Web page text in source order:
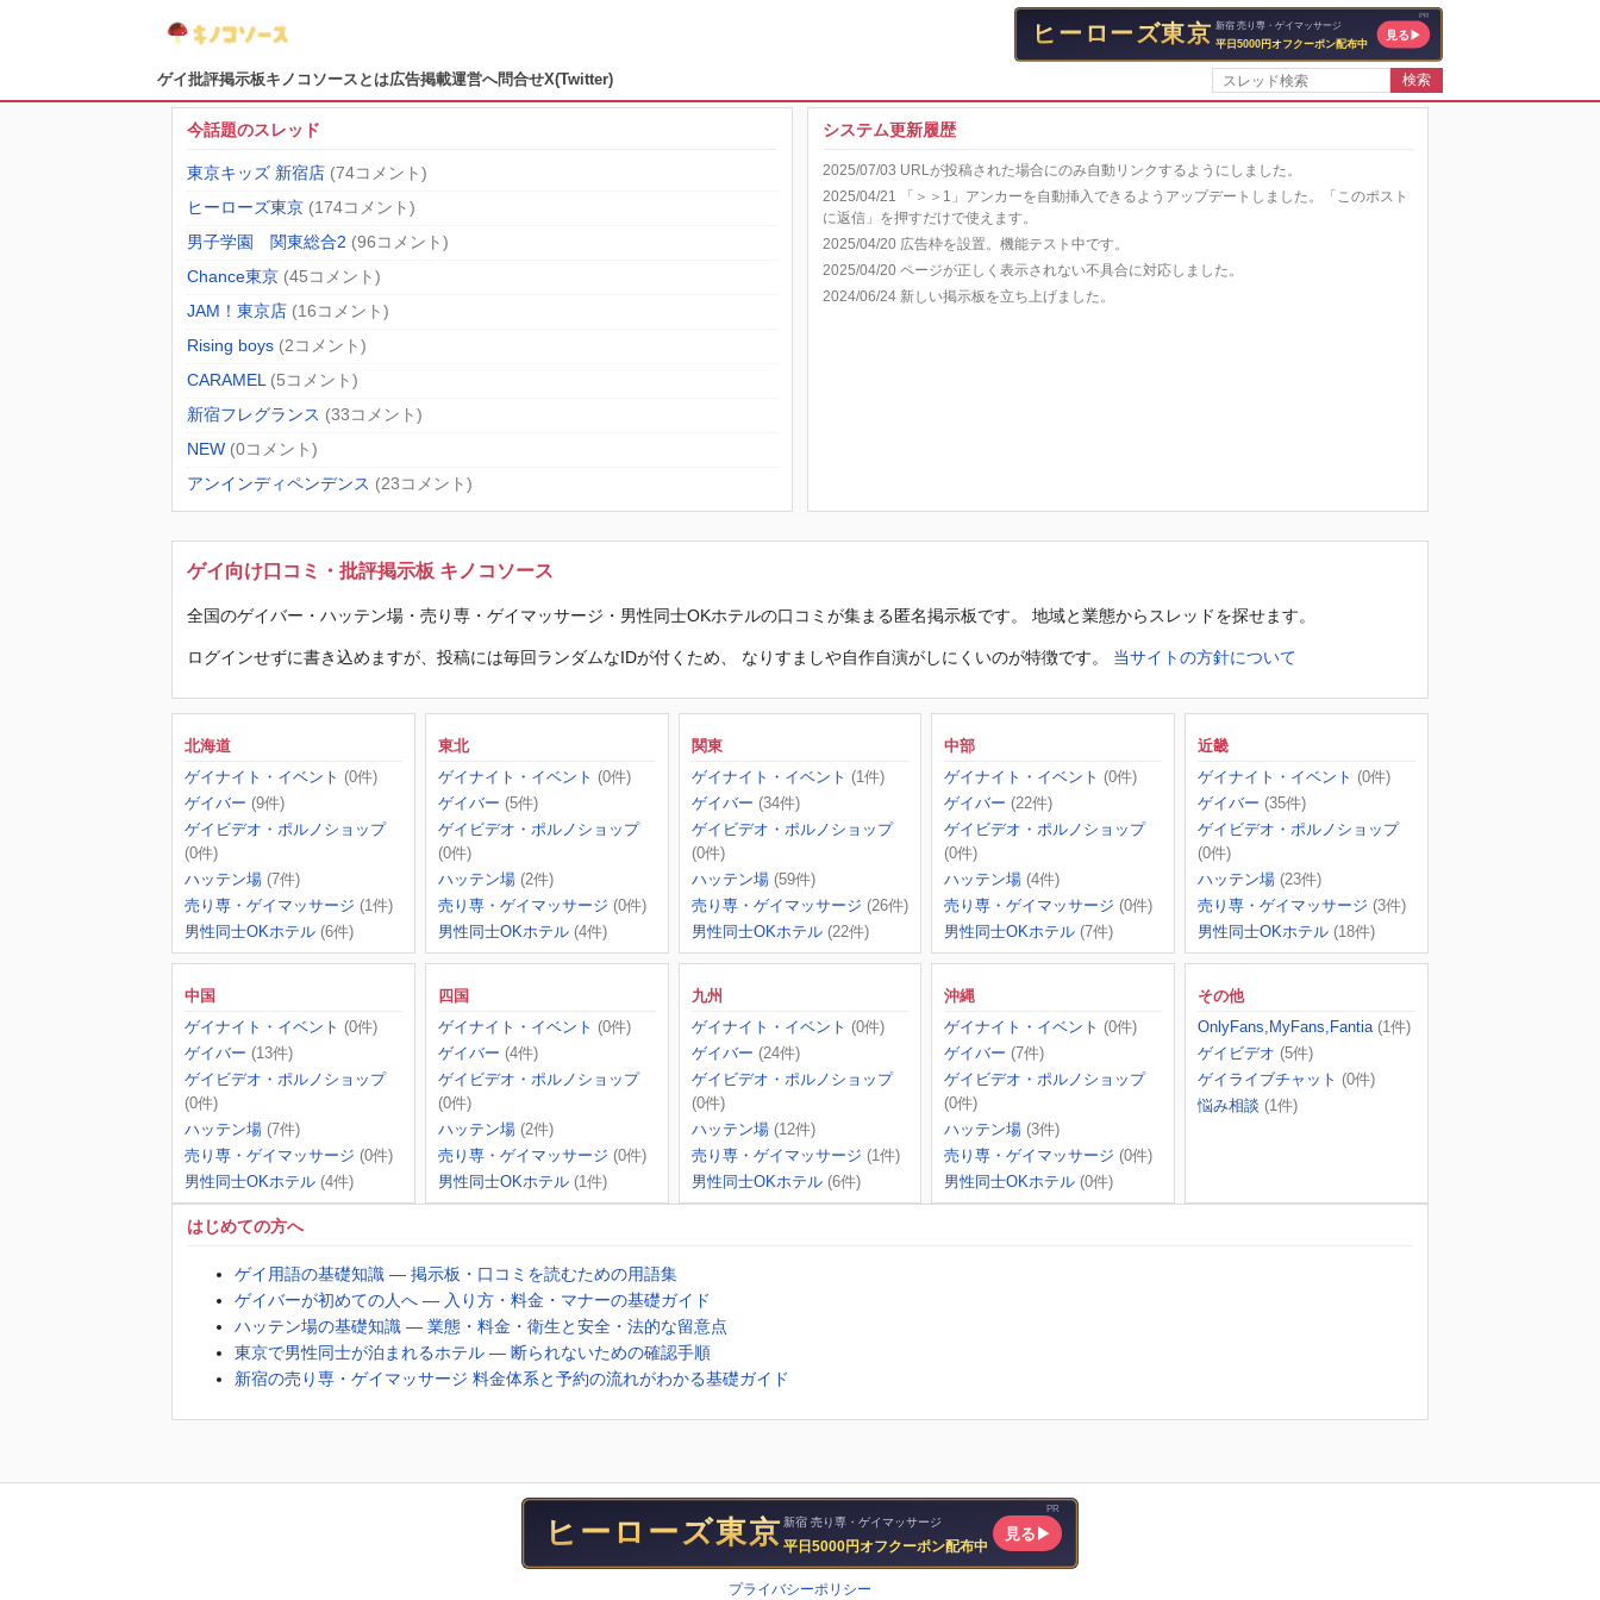
ゲイ批評掲示板キノコソースとは広告掲載運営へ問合せX(Twitter) 検索
今話題のスレッド
東京キッズ 新宿店 (74コメント)
ヒーローズ東京 (174コメント)
男子学園 関東総合2 (96コメント)
Chance東京 (45コメント)
JAM！東京店 (16コメント)
Rising boys (2コメント)
CARAMEL (5コメント)
新宿フレグランス (33コメント)
NEW (0コメント)
アンインディペンデンス (23コメント)
システム更新履歴
2025/07/03 URLが投稿された場合にのみ自動リンクするようにしました。
2025/04/21 「＞＞1」アンカーを自動挿入できるようアップデートしました。「このポスト
に返信」を押すだけで使えます。
2025/04/20 広告枠を設置。機能テスト中です。
2025/04/20 ページが正しく表示されない不具合に対応しました。
2024/06/24 新しい掲示板を立ち上げました。
ゲイ向け口コミ・批評掲示板 キノコソース
全国のゲイバー・ハッテン場・売り専・ゲイマッサージ・男性同士OKホテルの口コミが集まる匿名掲示板です。 地域と業態からスレッドを探せます。
ログインせずに書き込めますが、投稿には毎回ランダムなIDが付くため、 なりすましや自作自演がしにくいのが特徴です。 当サイトの方針について
北海道
ゲイナイト・イベント (0件)
ゲイバー (9件)
ゲイビデオ・ポルノショップ
(0件)
ハッテン場 (7件)
売り専・ゲイマッサージ (1件)
男性同士OKホテル (6件)
東北
ゲイナイト・イベント (0件)
ゲイバー (5件)
ゲイビデオ・ポルノショップ
(0件)
ハッテン場 (2件)
売り専・ゲイマッサージ (0件)
男性同士OKホテル (4件)
関東
ゲイナイト・イベント (1件)
ゲイバー (34件)
ゲイビデオ・ポルノショップ
(0件)
ハッテン場 (59件)
売り専・ゲイマッサージ (26件)
男性同士OKホテル (22件)
中部
ゲイナイト・イベント (0件)
ゲイバー (22件)
ゲイビデオ・ポルノショップ
(0件)
ハッテン場 (4件)
売り専・ゲイマッサージ (0件)
男性同士OKホテル (7件)
近畿
ゲイナイト・イベント (0件)
ゲイバー (35件)
ゲイビデオ・ポルノショップ
(0件)
ハッテン場 (23件)
売り専・ゲイマッサージ (3件)
男性同士OKホテル (18件)
中国
ゲイナイト・イベント (0件)
ゲイバー (13件)
ゲイビデオ・ポルノショップ
(0件)
ハッテン場 (7件)
売り専・ゲイマッサージ (0件)
男性同士OKホテル (4件)
四国
ゲイナイト・イベント (0件)
ゲイバー (4件)
ゲイビデオ・ポルノショップ
(0件)
ハッテン場 (2件)
売り専・ゲイマッサージ (0件)
男性同士OKホテル (1件)
九州
ゲイナイト・イベント (0件)
ゲイバー (24件)
ゲイビデオ・ポルノショップ
(0件)
ハッテン場 (12件)
売り専・ゲイマッサージ (1件)
男性同士OKホテル (6件)
沖縄
ゲイナイト・イベント (0件)
ゲイバー (7件)
ゲイビデオ・ポルノショップ
(0件)
ハッテン場 (3件)
売り専・ゲイマッサージ (0件)
男性同士OKホテル (0件)
その他
OnlyFans,MyFans,Fantia (1件)
ゲイビデオ (5件)
ゲイライブチャット (0件)
悩み相談 (1件)
はじめての方へ
ゲイ用語の基礎知識 ― 掲示板・口コミを読むための用語集
ゲイバーが初めての人へ ― 入り方・料金・マナーの基礎ガイド
ハッテン場の基礎知識 ― 業態・料金・衛生と安全・法的な留意点
東京で男性同士が泊まれるホテル ― 断られないための確認手順
新宿の売り専・ゲイマッサージ 料金体系と予約の流れがわかる基礎ガイド
プライバシーポリシー